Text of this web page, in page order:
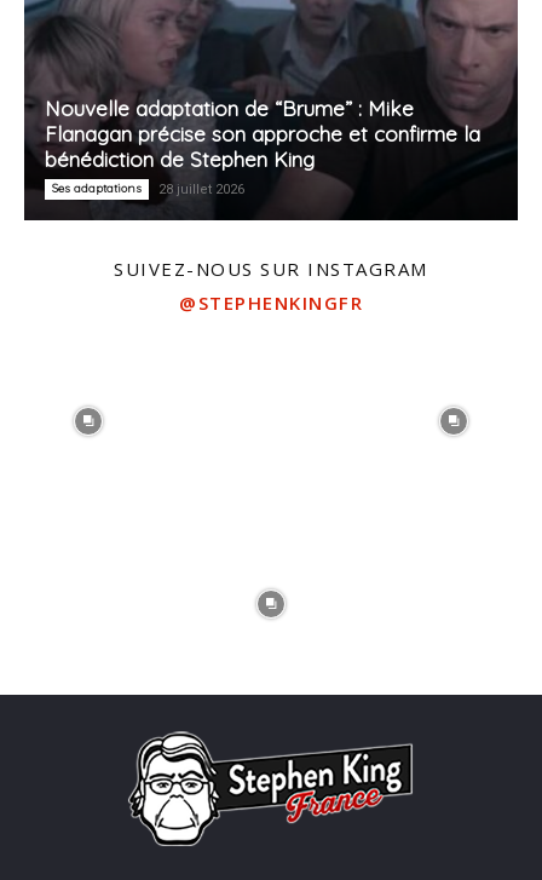
Nouvelle adaptation de “Brume” : Mike
Flanagan précise son approche et confirme la
bénédiction de Stephen King
Ses adaptations 28 juillet 2026
SUIVEZ-NOUS SUR INSTAGRAM
@STEPHENKINGFR